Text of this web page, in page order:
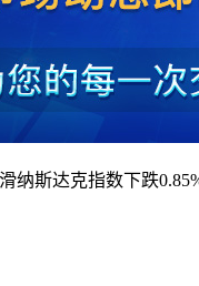
纳斯达克指数下跌